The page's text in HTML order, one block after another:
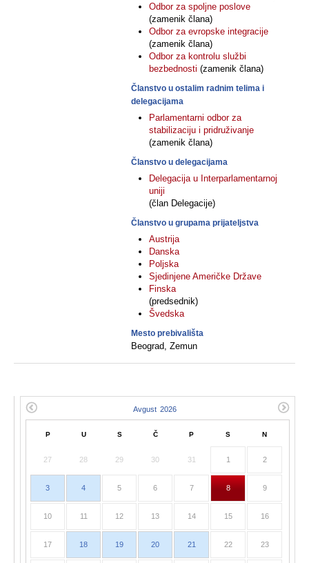
Odbor za spoljne poslove
(zamenik člana)
Odbor za evropske integracije
(zamenik člana)
Odbor za kontrolu službi
bezbednosti (zamenik člana)
Članstvo u ostalim radnim telima i
delegacijama
Parlamentarni odbor za
stabilizaciju i pridruživanje
(zamenik člana)
Članstvo u delegacijama
Delegacija u Interparlamentarnoj
uniji
(član Delegacije)
Članstvo u grupama prijateljstva
Austrija
Danska
Poljska
Sjedinjene Američke Države
Finska
(predsednik)
Švedska
Mesto prebivališta
Beograd, Zemun
P U S Č P S N
27 28 29 30 31 1 2
3 4 5 6 7 8 9
10 11 12 13 14 15 16
17 18 19 20 21 22 23